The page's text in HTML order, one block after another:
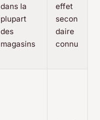
dans la
plupart
des
magasins
effet
secon
daire
connu